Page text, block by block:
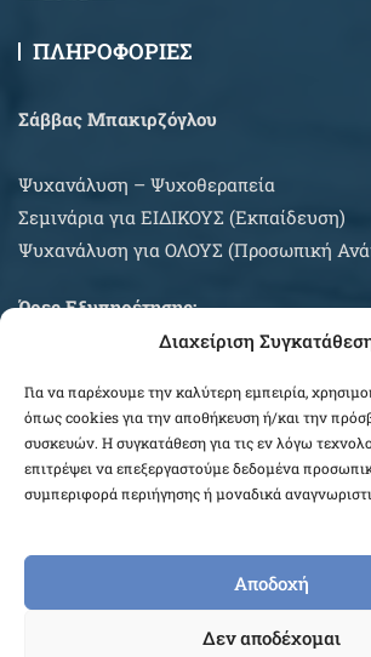
Διαχείριση
Για να παρέχουμε την καλύτερη εμπειρία,
όπως cookies για την αποθήκευση ή/και την
συσκευών. Η συγκατάθεση για τις εν λόγω
επιτρέψει να επεξεργαστούμε δεδομένα
συμπεριφορά περιήγησης ή μοναδικά
Αποδοχή
Δεν αποδέχομαι
ΠΛΗΡΟΦΟΡΙΕΣ
Σάββας Μπακιρζόγλου
Ψυχανάλυση – Ψυχοθεραπεία
Σεμινάρια για EIΔΙΚΟΥΣ (Εκπαίδευση)
Ψυχανάλυση για ΟΛΟΥΣ (Προσωπική
Ώρες Εξυπηρέτησης:
ΠΛΗΡΟΦΟΡΙΕΣ ΑΓΟΡΩΝ
COPYRIGHT © 2026 EPEKEINA.GR.
WEB_FOR_ALL